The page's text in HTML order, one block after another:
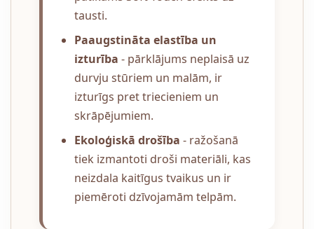
tausti.
Paaugstināta elastība un
izturība - pārklājums neplaisā uz
durvju stūriem un malām, ir
izturīgs pret triecieniem un
skrāpējumiem.
Ekoloģiskā drošība - ražošanā
tiek izmantoti droši materiāli, kas
neizdala kaitīgus tvaikus un ir
piemēroti dzīvojamām telpām.